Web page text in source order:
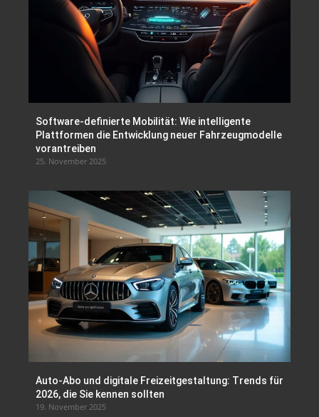
Software-definierte Mobilität: Wie intelligente
Plattformen die Entwicklung neuer Fahrzeugmodelle
vorantreiben
25. November 2025
Auto-Abo und digitale Freizeitgestaltung: Trends für
2026, die Sie kennen sollten
19. November 2025